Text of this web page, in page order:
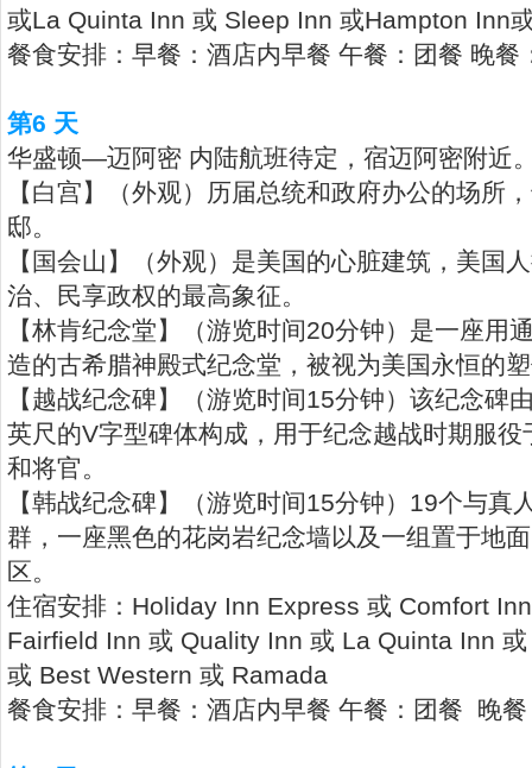
或La Quinta Inn 或 Sleep Inn 或Hampton Inn
餐食安排：早餐：酒店内早餐 午餐：团餐 晚餐
第6 天
华盛顿—迈阿密 内陆航班待定，宿迈阿密附近
【白宫】（外观）历届总统和政府办公的场所
邸。
【国会山】（外观）是美国的心脏建筑，美国
治、民享政权的最高象征。
【林肯纪念堂】（游览时间20分钟）是一座用
造的古希腊神殿式纪念堂，被视为美国永恒的
【越战纪念碑】（游览时间15分钟）该纪念碑
英尺的V字型碑体构成，用于纪念越战时期服
和将官。
【韩战纪念碑】（游览时间15分钟）19个与真
群，一座黑色的花岗岩纪念墙以及一组置于地
区。
住宿安排：Holiday Inn Express 或 Comfort
Fairfield Inn 或 Quality Inn 或 La Quinta Inn
或 Best Western 或 Ramada
餐食安排：早餐：酒店内早餐 午餐：团餐 晚